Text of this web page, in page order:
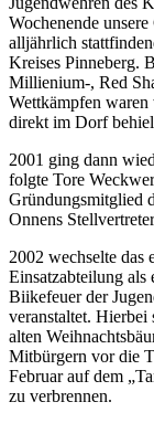
Wochenende
alljährlich
Kreises Pinneberg.
Millienium-, Red
Wettkämpfen
direkt im Dorf
2001 ging dann
folgte Tore
Gründungsmitglied
Onnens
2002 wechselte
Einsatzabteilung als
Biikefeuer der
veranstaltet. Hierbei
alten
Mitbürgern vor die
Februar auf dem
zu verbrennen.